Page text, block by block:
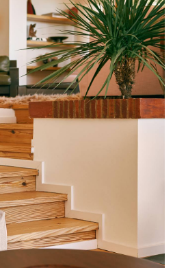
sa place fait partie du quotidien.
aux jouets qui traînent
afin que le rangement
intérieur.